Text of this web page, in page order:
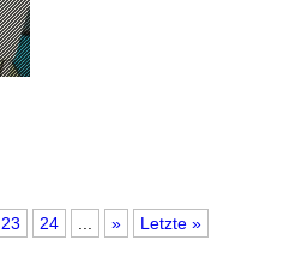
23 24 » Letzte »